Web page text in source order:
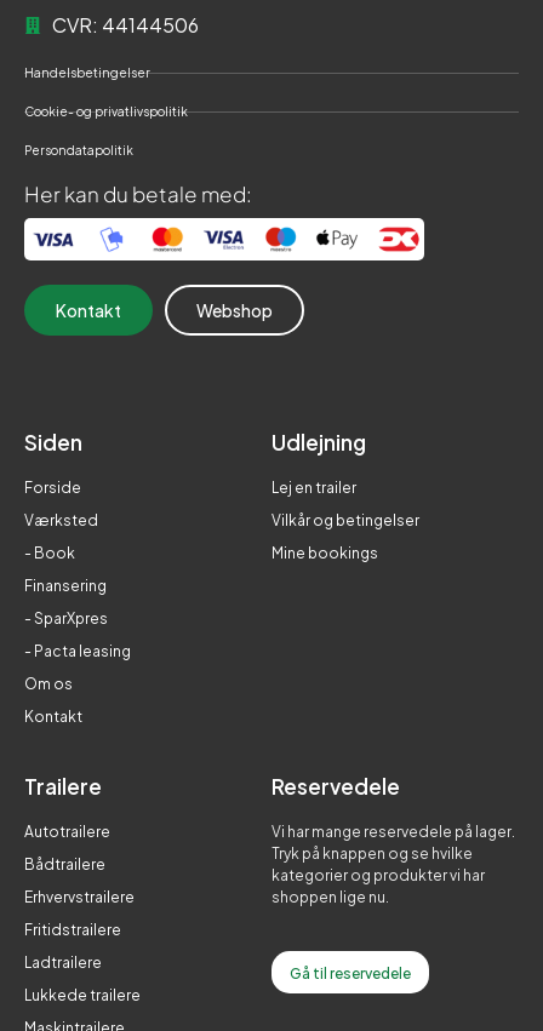
CVR: 44144506
Handelsbetingelser
Cookie- og privatlivspolitik
Persondatapolitik
Her kan du betale med:
Kontakt Webshop
Siden
Forside
Værksted
- Book
Finansering
- SparXpres
- Pacta leasing
Om os
Kontakt
Udlejning
Lej en trailer
Vilkår og betingelser
Mine bookings
Trailere
Autotrailere
Bådtrailere
Erhvervstrailere
Fritidstrailere
Ladtrailere
Lukkede trailere
Reservedele
Vi har mange reservedele på lager.
Tryk på knappen og se hvilke
kategorier og produkter vi har
shoppen lige nu.
Gå til reservedele